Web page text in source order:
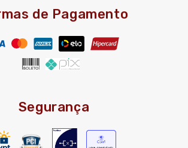
de Pagamento
Segurança